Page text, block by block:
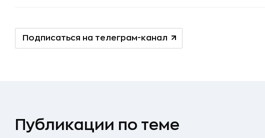
Подписаться на телеграм-канал
Публикации по теме